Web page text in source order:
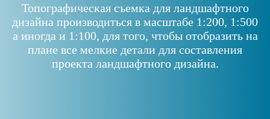
Топографическая съемка для ландшафтного
дизайна производиться в масштабе 1:200, 1:500
а иногда и 1:100, для того, чтобы отобразить на
плане все мелкие детали для составления
проекта ландшафтного дизайна.